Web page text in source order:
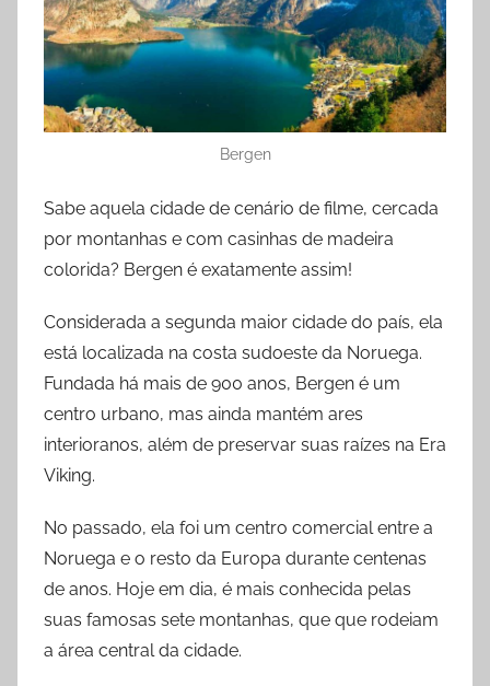
Bergen
Sabe aquela cidade de cenário de filme, cercada
por montanhas e com casinhas de madeira
colorida? Bergen é exatamente assim!
Considerada a segunda maior cidade do país, ela
está localizada na costa sudoeste da Noruega.
Fundada há mais de 900 anos, Bergen é um
centro urbano, mas ainda mantém ares
interioranos, além de preservar suas raízes na Era
Viking.
No passado, ela foi um centro comercial entre a
Noruega e o resto da Europa durante centenas
de anos. Hoje em dia, é mais conhecida pelas
suas famosas sete montanhas, que que rodeiam
a área central da cidade.